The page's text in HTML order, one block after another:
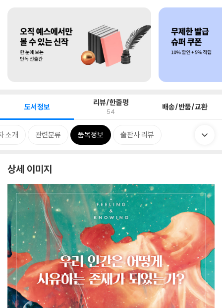
도서정보 리뷰/한줄평
54 배송/반품/교환
소개 관련분류 품목정보 출판사 리뷰
상세 이미지